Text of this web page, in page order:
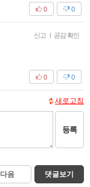
0
0
신고 | 공감 확인
0
0
새로고침
등록
다음 댓글보기